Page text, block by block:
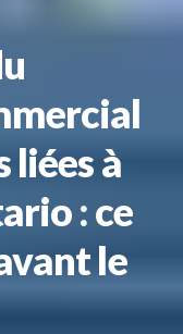
liées à
: ce
le